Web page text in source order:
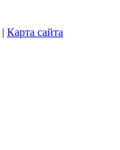
| Карта сайта